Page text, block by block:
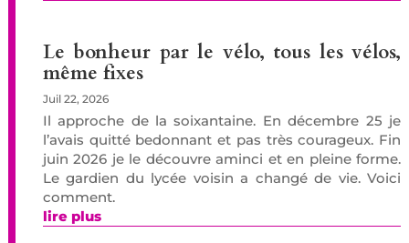
Le bonheur par le vélo, tous les vélos,
même fixes
Juil 22, 2026
Il approche de la soixantaine. En décembre 25 je
l’avais quitté bedonnant et pas très courageux. Fin
juin 2026 je le découvre aminci et en pleine forme.
Le gardien du lycée voisin a changé de vie. Voici
comment.
lire plus